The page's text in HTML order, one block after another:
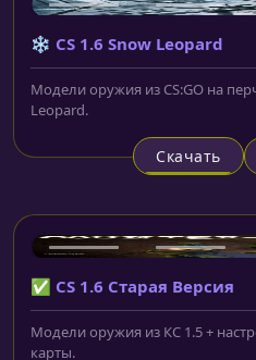
❄️ CS 1.6 Snow Leopard
Модели оружия из CS:GO на
Leopard.
Скачать
✅ CS 1.6 Старая Версия
Модели оружия из КС 1.5 +
карты.